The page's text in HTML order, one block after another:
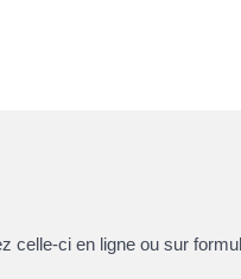
celle-ci en ligne ou sur